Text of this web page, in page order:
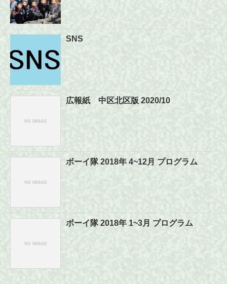
SNS
広報紙 中区北区版 2020/10
ボーイ隊 2018年 4~12月 プログラム
ボーイ隊 2018年 1~3月 プログラム